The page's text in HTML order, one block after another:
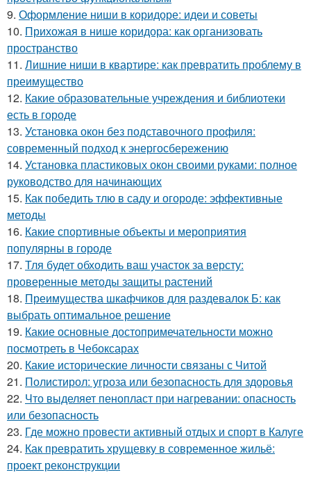
9. Оформление ниши в коридоре: идеи и советы
10. Прихожая в нише коридора: как организовать
пространство
11. Лишние ниши в квартире: как превратить проблему в
преимущество
12. Какие образовательные учреждения и библиотеки
есть в городе
13. Установка окон без подставочного профиля:
современный подход к энергосбережению
14. Установка пластиковых окон своими руками: полное
руководство для начинающих
15. Как победить тлю в саду и огороде: эффективные
методы
16. Какие спортивные объекты и мероприятия
популярны в городе
17. Тля будет обходить ваш участок за версту:
проверенные методы защиты растений
18. Преимущества шкафчиков для раздевалок Б: как
выбрать оптимальное решение
19. Какие основные достопримечательности можно
посмотреть в Чебоксарах
20. Какие исторические личности связаны с Читой
21. Полистирол: угроза или безопасность для здоровья
22. Что выделяет пенопласт при нагревании: опасность
или безопасность
23. Где можно провести активный отдых и спорт в Калуге
24. Как превратить хрущевку в современное жильё:
проект реконструкции